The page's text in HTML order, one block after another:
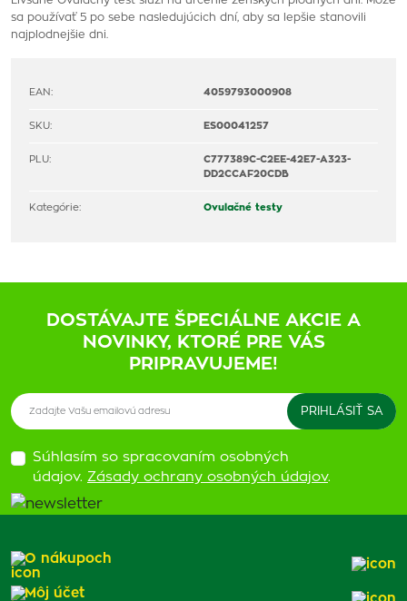
sa používať 5 po sebe nasledujúcich dní, aby sa lepšie stanovili
najplodnejšie dni.
EAN: 4059793000908
SKU: ES00041257
PLU:
C777389C-C2EE-42E7-A323-
DD2CCAF20CDB
Kategórie: Ovulačné testy
DOSTÁVAJTE ŠPECIÁLNE AKCIE A
NOVINKY, KTORÉ PRE VÁS
PRIPRAVUJEME!
Súhlasím so spracovaním osobných
údajov. Zásady ochrany osobných údajov.
O nákupoch
Môj účet